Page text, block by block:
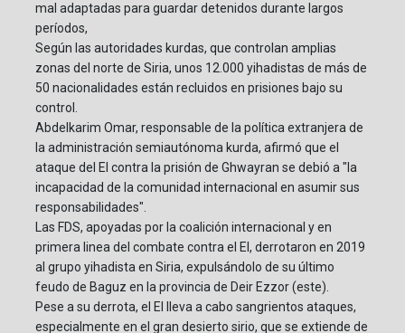
mal adaptadas para guardar detenidos durante largos
períodos,
Según las autoridades kurdas, que controlan amplias
zonas del norte de Siria, unos 12.000 yihadistas de más de
50 nacionalidades están recluidos en prisiones bajo su
control.
Abdelkarim Omar, responsable de la política extranjera de
la administración semiautónoma kurda, afirmó que el
ataque del EI contra la prisión de Ghwayran se debió a "la
incapacidad de la comunidad internacional en asumir sus
responsabilidades".
Las FDS, apoyadas por la coalición internacional y en
primera linea del combate contra el EI, derrotaron en 2019
al grupo yihadista en Siria, expulsándolo de su último
feudo de Baguz en la provincia de Deir Ezzor (este).
Pese a su derrota, el EI lleva a cabo sangrientos ataques,
especialmente en el gran desierto sirio, que se extiende de